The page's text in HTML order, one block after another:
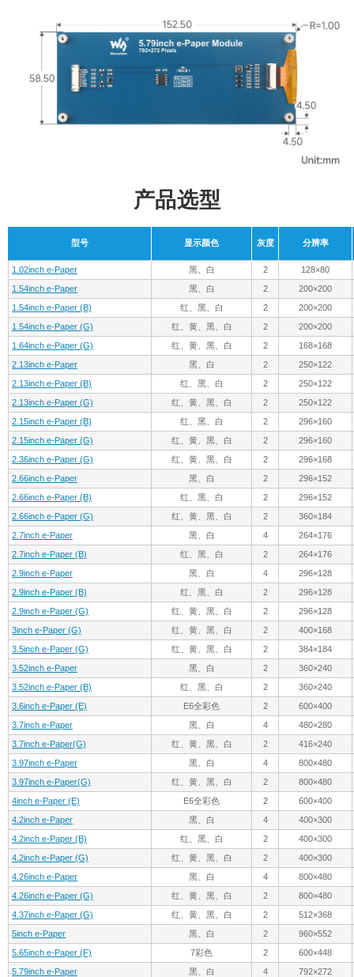
产品选型
型号 显示颜色 灰度 分辨率
1.02inch e-Paper 黑、白 2
128×80
1.54inch e-Paper
黑、白 2
200×200
1.54inch e-Paper (B)
红、黑、白 2
200×200
1.54inch e-Paper (G)
红、黄、黑、白 2
200×200
1.64inch e-Paper (G)
红、黄、黑、白 2
168×168
2.13inch e-Paper
黑、白 2
250×122
2.13inch e-Paper (B)
红、黑、白 2
250×122
2.13inch e-Paper (G)
红、黄、黑、白 2
250×122
2.15inch e-Paper (B)
红、黑、白 2
296×160
2.15inch e-Paper (G)
红、黄、黑、白 2
296×160
2.36inch e-Paper (G)
红、黄、黑、白 2
296×168
2.66inch e-Paper
黑、白 2
296×152
2.66inch e-Paper (B)
红、黑、白 2
296×152
2.66inch e-Paper (G)
红、黄、黑、白 2
360×184
2.7inch e-Paper
黑、白 4
264×176
2.7inch e-Paper (B)
红、黑、白 2
264×176
2.9inch e-Paper
黑、白 4
296×128
2.9inch e-Paper (B)
红、黑、白 2
296×128
2.9inch e-Paper (G)
红、黄、黑、白 2
296×128
3inch e-Paper (G)
红、黄、黑、白 2
400×168
3.5inch e-Paper (G)
红、黄、黑、白 2
384×184
3.52inch e-Paper
黑、白 2
360×240
3.52inch e-Paper (B)
红、黑、白 2
360×240
3.6inch e-Paper (E)
E6全彩色 2
600×400
3.7inch e-Paper
黑、白 4
480×280
3.7inch e-Paper(G)
红、黄、黑、白 2
416×240
3.97inch e-Paper
黑、白 4
800×480
3.97inch e-Paper(G)
红、黄、黑、白 2
800×480
4inch e-Paper (E)
E6全彩色 2
600×400
4.2inch e-Paper
黑、白 4
400×300
4.2inch e-Paper (B)
红、黑、白 2
400×300
4.2inch e-Paper (G)
红、黄、黑、白 2
400×300
4.26inch e-Paper
黑、白 4
800×480
4.26inch e-Paper (G)
红、黄、黑、白 2
800×480
4.37inch e-Paper (G)
红、黄、黑、白 2
512×368
5inch e-Paper
黑、白 2
960×552
5.65inch e-Paper (F)
7彩色 2
600×448
5.79inch e-Paper
黑、白 4
792×272